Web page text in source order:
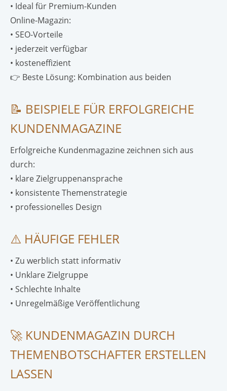
• Ideal für Premium-Kunden
Online-Magazin:
• SEO-Vorteile
• jederzeit verfügbar
• kosteneffizient
👉 Beste Lösung: Kombination aus beiden
📝 BEISPIELE FÜR ERFOLGREICHE
KUNDENMAGAZINE
Erfolgreiche Kundenmagazine zeichnen sich aus
durch:
• klare Zielgruppenansprache
• konsistente Themenstrategie
• professionelles Design
⚠️ HÄUFIGE FEHLER
• Zu werblich statt informativ
• Unklare Zielgruppe
• Schlechte Inhalte
• Unregelmäßige Veröffentlichung
🚀 KUNDENMAGAZIN DURCH
THEMENBOTSCHAFTER ERSTELLEN
LASSEN